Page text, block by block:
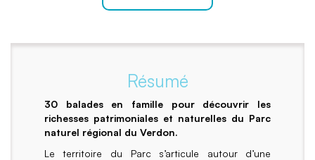
Résumé
30 balades en famille pour découvrir les
richesses patrimoniales et naturelles du Parc
naturel régional du Verdon.
Le territoire du Parc s’articule autour d’une